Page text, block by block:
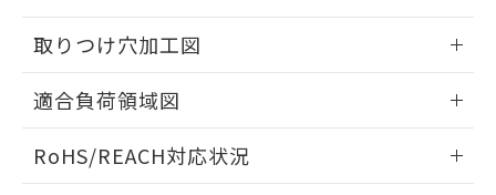
取りつけ穴加工図
適合負荷領域図
RoHS/REACH対応状況
メンバーズにご登録されている必要が
あります。
お客様が当ウェブサイト上で当社にご
登録された部品リストについて、当社
および当社の共同利用者が、当社の製
品・サービスに関するお客様との取
引・商談に必要な範囲で利用すること
※3 非含有証明書ダウンロード
とができます。
及ぼさない年数を意味します。
「－」：未確認です。当社販売部門へお問
い合わせください。
合意する
白
情報を公開していない機種